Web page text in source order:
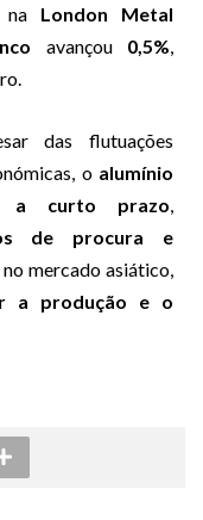
na London Metal
avançou 0,5%
das flutuações
o alumínio
a curto prazo
de procura e
no mercado asiático,
a produção e o